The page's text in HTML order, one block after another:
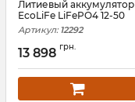
Литиевый аккумулятор
EcoLiFe LiFePO4 12-50
Артикул: 12292
13 898 грн.